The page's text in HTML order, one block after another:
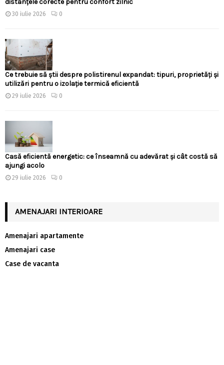
30 iulie 2026 0
Ce trebuie să știi despre polistirenul expandat: tipuri, proprietăți și
utilizări pentru o izolație termică eficientă
29 iulie 2026 0
Casă eficientă energetic: ce înseamnă cu adevărat și cât costă să
ajungi acolo
29 iulie 2026 0
AMENAJARI INTERIOARE
Amenajari apartamente
Amenajari case
Case de vacanta